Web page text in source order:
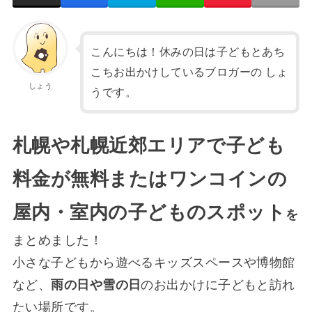
しょう
こんにちは！休みの日は子どもとあち
こちお出かけしているブロガーの しょ
うです。
札幌や札幌近郊エリアで子ども
料金が無料またはワンコインの
屋内・室内の子どものスポット を
まとめました！
小さな子どもから遊べるキッズスペースや博物館
など、雨の日や雪の日のお出かけに子どもと訪れ
たい場所です。